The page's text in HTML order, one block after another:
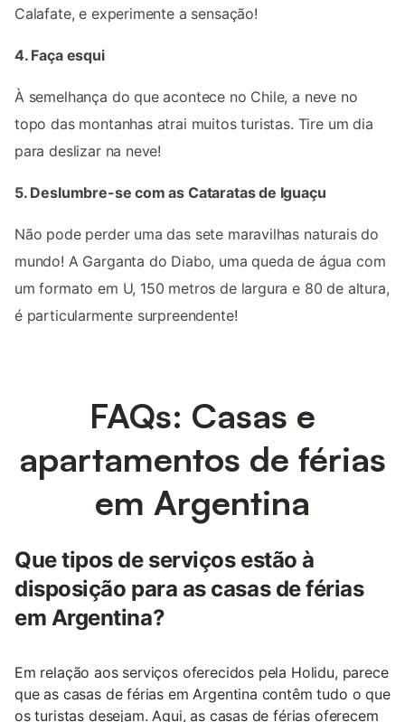
Calafate, e experimente a sensação!
4. Faça esqui
À semelhança do que acontece no Chile, a neve no
topo das montanhas atrai muitos turistas. Tire um dia
para deslizar na neve!
5. Deslumbre-se com as Cataratas de Iguaçu
Não pode perder uma das sete maravilhas naturais do
mundo! A Garganta do Diabo, uma queda de água com
um formato em U, 150 metros de largura e 80 de altura,
é particularmente surpreendente!
FAQs: Casas e
apartamentos de férias
em Argentina
Que tipos de serviços estão à
disposição para as casas de férias
em Argentina?
Em relação aos serviços oferecidos pela Holidu, parece
que as casas de férias em Argentina contêm tudo o que
os turistas desejam. Aqui, as casas de férias oferecem